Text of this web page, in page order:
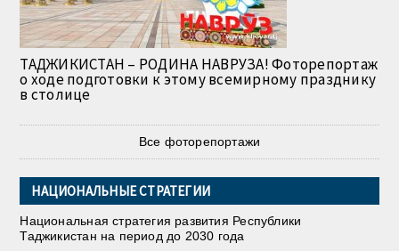
ТАДЖИКИСТАН – РОДИНА НАВРУЗА! Фоторепортаж
о ходе подготовки к этому всемирному празднику
в столице
Все фоторепортажи
НАЦИОНАЛЬНЫЕ СТРАТЕГИИ
Национальная стратегия развития Республики
Таджикистан на период до 2030 года